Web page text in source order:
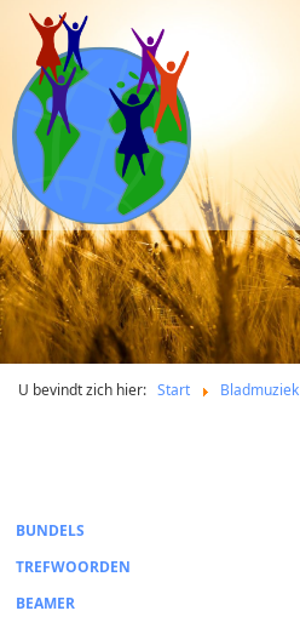
U bevindt zich hier: Start Bladmuziek
BUNDELS
TREFWOORDEN
BEAMER